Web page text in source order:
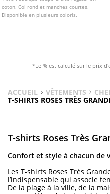
coton. Col rond et manches courtes.
Disponible en plusieurs coloris.
*Le % est calculé sur le prix
ACCUEIL VÊTEMENTS
T-SHIRTS ROSES TRÈS
T-shirts Roses Très
Confort et style à chacun de
Les T-shirts Roses Très
l’indispensable qui associe
De la plage à la ville, de la